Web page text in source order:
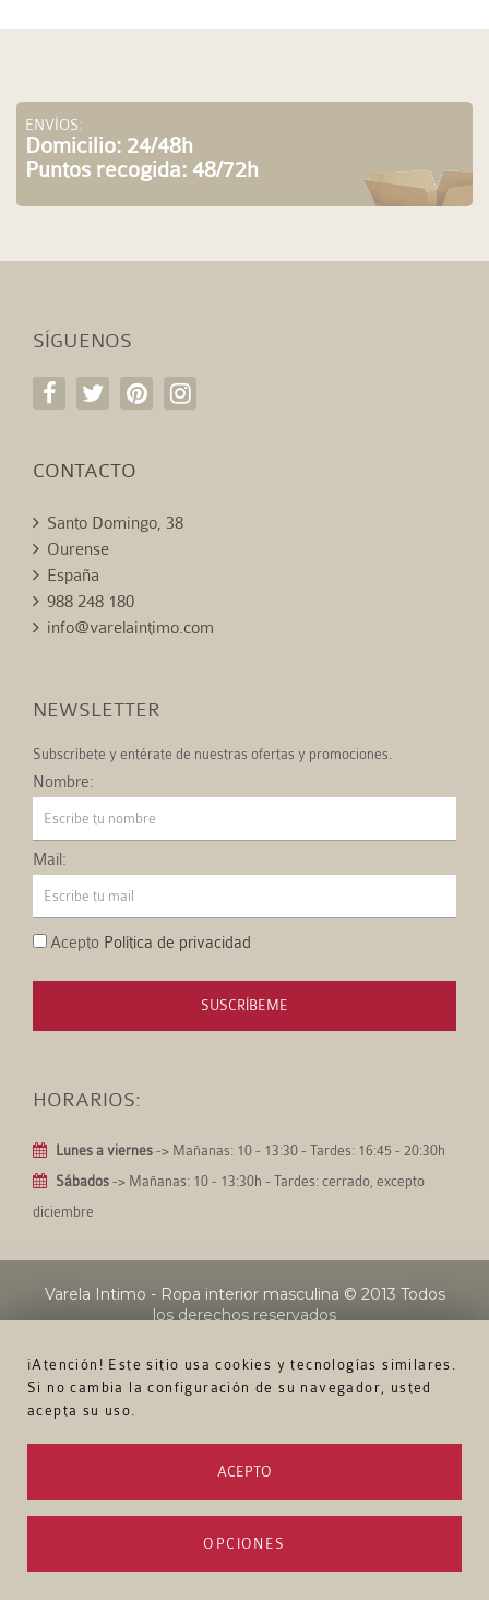
¡Atención! Este sitio usa cookies y tecnologías similares.
Si no cambia la configuración de su navegador, usted
acepta su uso.
ACEPTO
OPCIONES
ENVÍOS:
Domicilio: 24/48h
Puntos recogida: 48/72h
SÍGUENOS
CONTACTO
Santo Domingo, 38
Ourense
España
988 248 180
info@varelaintimo.com
NEWSLETTER
Subscríbete y entérate de nuestras ofertas y promociones.
Nombre:
Mail:
Acepto Política de privacidad
SUSCRÍBEME
HORARIOS:
Lunes a viernes -> Mañanas: 10 - 13:30 - Tardes: 16:45 - 20:30h
Sábados -> Mañanas: 10 - 13:30h - Tardes: cerrado, excepto
diciembre
Varela Intimo - Ropa interior masculina © 2013 Todos
los derechos reservados